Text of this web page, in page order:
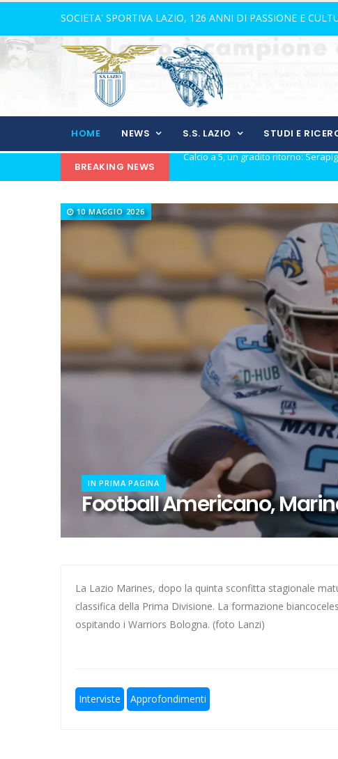
SOCIETA' SPORTIVA LAZIO, 126 ANNI DI PASSIONE E
HOME NEWS S.S. LAZIO STUDI E
BREAKING NEWS
Europei Under 20: la carica di tre
Calcio a 5: Barca e Conticelli, il
La Lazio completa la squadra con
Rugby, il 18 ottobre debutto a
Calcio a 5 femminile, ecco le 11
21 anni senza Bomber Fiorini:
Elite, ecco il calendario del girone di
Elite maschile: ecco le sfide
Ecco De Souza, laterale con il vizio
Il 16 agosto l'inizio dell'avventura in
Calcio a 5, dalla Spagna con furore:
Quattro dei nostri ai Mondiali di
Pallanuoto, Miciora e Gavrila ai
Hockey su prato, addio a Poletti
10 MAGGIO 2026
IN PRIMA PAGINA
Football Americano,
La Lazio Marines, dopo la quinta sconfitta stagionale
classifica della Prima Divisione. La formazione
ospitando i Warriors Bologna. (foto Lanzi)
Interviste Approfondimenti